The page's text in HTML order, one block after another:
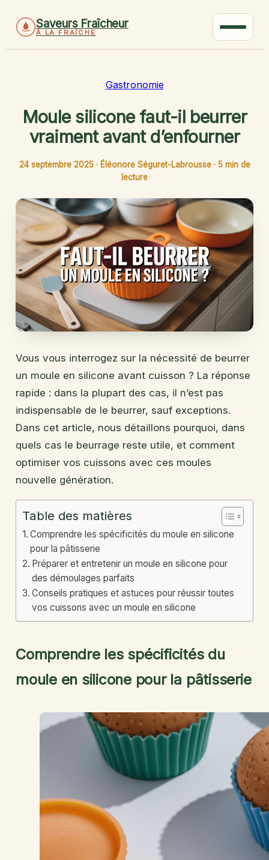
Saveurs Fraîcheur
À LA FRAÎCHE
Gastronomie
Moule silicone faut-il beurrer
vraiment avant d’enfourner
24 septembre 2025 · Éléonore Séguret-Labrousse · 5 min de
lecture
Vous vous interrogez sur la nécessité de beurrer
un moule en silicone avant cuisson ? La réponse
rapide : dans la plupart des cas, il n’est pas
indispensable de le beurrer, sauf exceptions.
Dans cet article, nous détaillons pourquoi, dans
quels cas le beurrage reste utile, et comment
optimiser vos cuissons avec ces moules
nouvelle génération.
Table des matières
Comprendre les spécificités du moule en silicone
pour la pâtisserie
Préparer et entretenir un moule en silicone pour
des démoulages parfaits
Conseils pratiques et astuces pour réussir toutes
vos cuissons avec un moule en silicone
Comprendre les spécificités du
moule en silicone pour la pâtisserie